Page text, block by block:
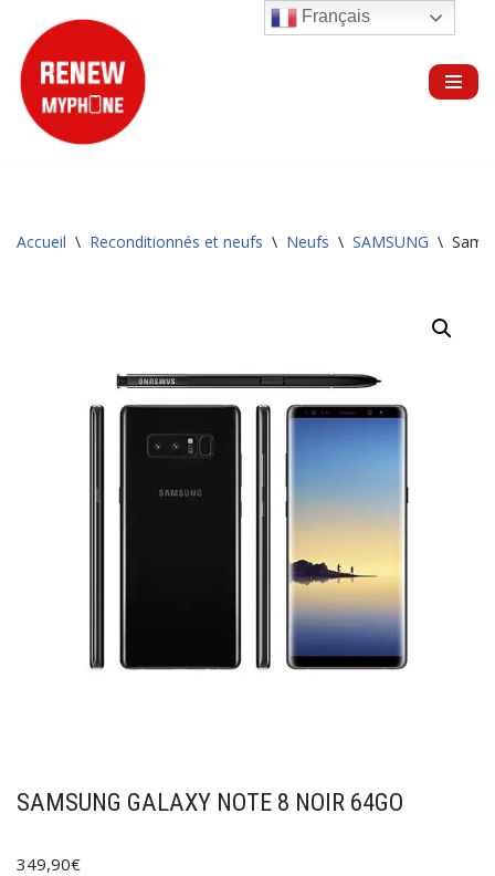
Aller
au
contenu
Accueil \ Reconditionnés et neufs \ Neufs \ SAMSUNG \
SAMSUNG GALAXY NOTE 8 NOIR 64GO
349,90€
Français